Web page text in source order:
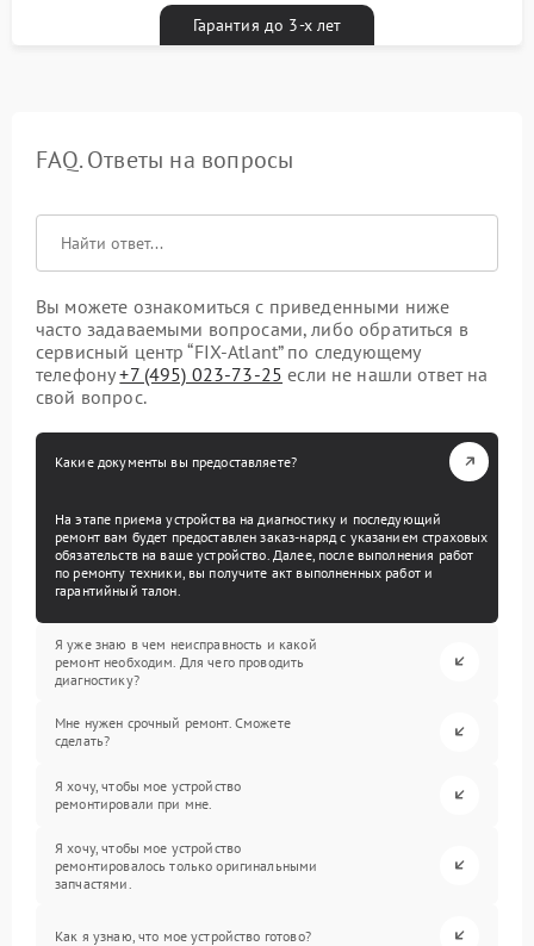
Гарантия до 3-х лет
FAQ. Ответы на вопросы
Вы можете ознакомиться с приведенными ниже
часто задаваемыми вопросами, либо обратиться в
сервисный центр “FIX-Atlant” по следующему
телефону+7 (495) 023-73-25 если не нашли ответ на
свой вопрос.
Какие документы вы предоставляете?
На этапе приема устройства на диагностику и последующий
ремонт вам будет предоставлен заказ-наряд с указанием страховых
обязательств на ваше устройство. Далее, после выполнения работ
по ремонту техники, вы получите акт выполненных работ и
гарантийный талон.
Я уже знаю в чем неисправность и какой
ремонт необходим. Для чего проводить
диагностику?
Мне нужен срочный ремонт. Сможете
сделать?
Я хочу, чтобы мое устройство
ремонтировали при мне.
Я хочу, чтобы мое устройство
ремонтировалось только оригинальными
запчастями.
Как я узнаю, что мое устройство готово?